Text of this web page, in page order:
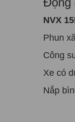
NVX
Phun
Công
Xe có
Nắp